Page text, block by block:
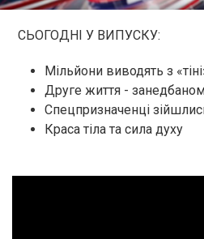
СЬОГОДНІ У ВИПУСКУ:
Мільйони виводять з
Друге життя -
Спецпризначенці
Краса тіла та сила духу